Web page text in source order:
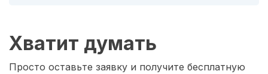
Хватит думать
Просто оставьте заявку и получите бесплатную